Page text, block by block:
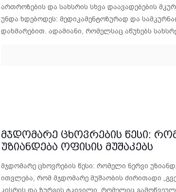
ართროზების და სახსრის სხვა დაავადებების
უნდა ხდებოდეს: მედიკამენტოზურად და
დახმარებით. ადამიანი, რომელსაც აწუხებს
მჯდომარე ცხოვრების წესი:
უზიანდება ოფისის მუშაკებს
მჯდომარე ცხოვრების წესი: რომელი ნერვი
ითვლება, რომ მჯდომარე მუშაობის ძირითადი